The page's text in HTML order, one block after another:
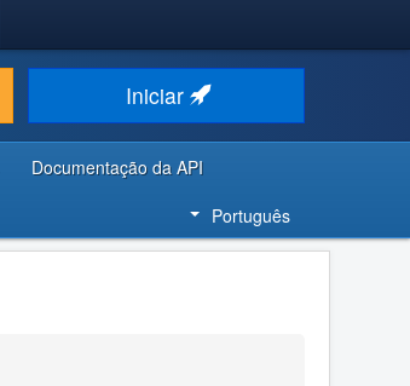
Iniciar
Documentação da API
Português